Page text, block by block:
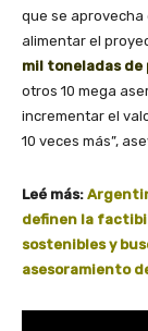
que se aprovecha
alimentar el
mil toneladas de
otros 10 mega
incrementar el
10 veces más”,
Leé más:
definen la
sostenibles y
asesoramiento